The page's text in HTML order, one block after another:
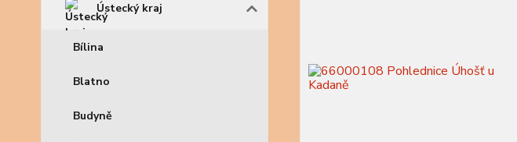
Ústecký kraj
Bílina
Blatno
Budyně